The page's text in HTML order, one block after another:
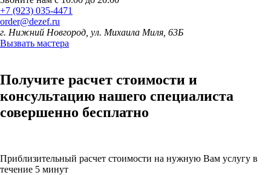
+7 (923) 035-4471
order@dezef.ru
г. Нижний Новгород, ул. Михаила Миля, 63Б
Вызвать мастера
Получите расчет стоимости и
консультацию нашего специалиста
совершенно бесплатно
Приблизительный расчет стоимости на нужную Вам услугу в
течение 5 минут